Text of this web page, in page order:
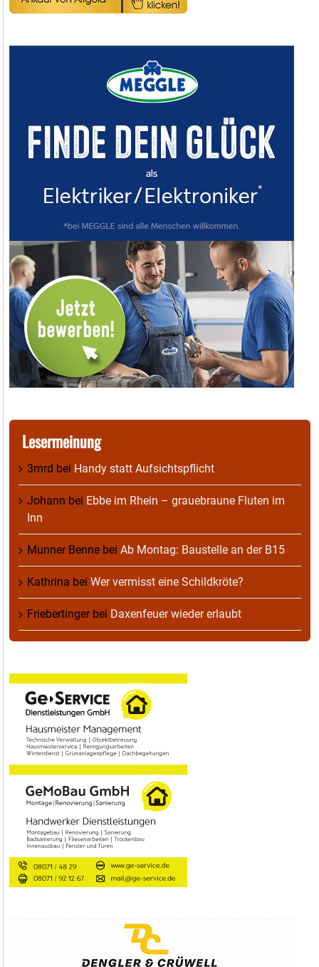
Lesermeinung
3mrd bei Handy statt Aufsichtspflicht
Johann bei Ebbe im Rhein – grauebraune Fluten im
Inn
Munner Benne bei Ab Montag: Baustelle an der B15
Kathrina bei Wer vermisst eine Schildkröte?
Friebertingerbei Daxenfeuer wieder erlaubt